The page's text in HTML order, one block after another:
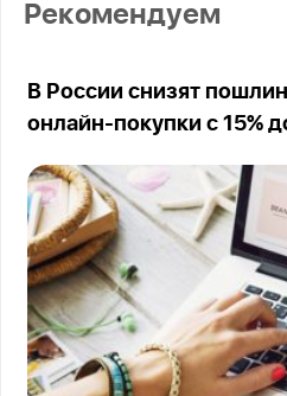
Рекомендуем
В России снизят
онлайн-покупки с 15%